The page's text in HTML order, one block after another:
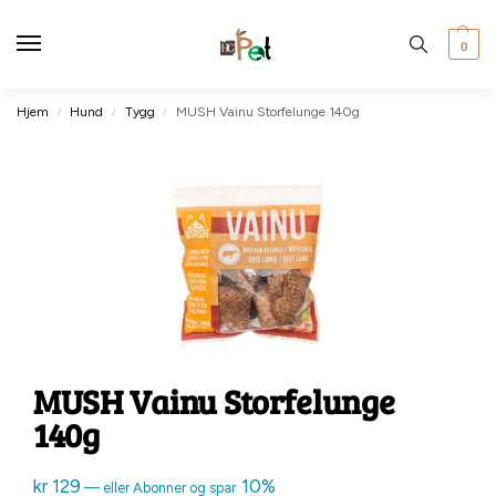
0
Hjem / Hund / Tygg / MUSH Vainu Storfelunge 140g
MUSH Vainu Storfelunge
140g
kr129 — eller Abonner og spar 10%